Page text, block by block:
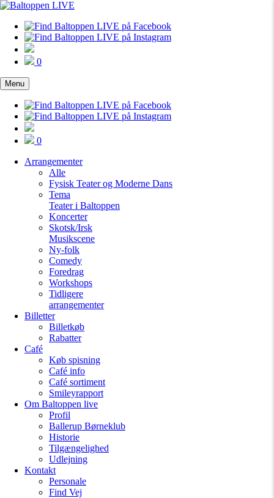
0
Menu
0
Arrangementer
Alle
Fysisk Teater og Moderne Dans
Tema
Teater i Baltoppen
Koncerter
Skotsk/Irsk
Musikscene
Ny-folk
Comedy
Foredrag
Workshops
Tidligere
arrangementer
Billetter
Billetkøb
Rabatter
Café
Køb spisning
Café info
Café sortiment
Smileyrapport
Om Baltoppen live
Profil
Ballerup Børneklub
Historie
Tilgængelighed
Udlejning
Kontakt
Personale
Find Vej